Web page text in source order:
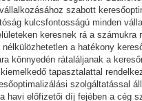
szabott
kulcsfontosságú minden
keresnek rá a számukra
a hatékony
könnyedén rátaláljanak a
tapasztalattal
szolgáltatással
havi előfizetői díj fejében a cég